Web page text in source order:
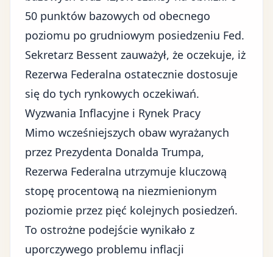
50 punktów bazowych od obecnego
poziomu po grudniowym posiedzeniu Fed.
Sekretarz Bessent zauważył, że oczekuje, iż
Rezerwa Federalna ostatecznie dostosuje
się do tych rynkowych oczekiwań.
Wyzwania Inflacyjne i Rynek Pracy
Mimo wcześniejszych obaw wyrażanych
przez Prezydenta Donalda Trumpa,
Rezerwa Federalna utrzymuje kluczową
stopę procentową na niezmienionym
poziomie przez pięć kolejnych posiedzeń.
To ostrożne podejście wynikało z
uporczywego problemu inflacji